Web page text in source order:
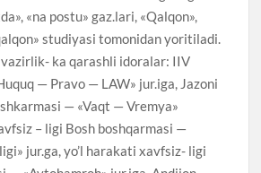
«na postu» gaz.lari, «Qalqon»,
studiyasi tomonidan yoritiladi.
ka qarashli idoralar: IIV
— Pravo — LAW» jur.iga, Jazoni
— «Vaqt — Vremya»
– ligi Bosh boshqarmasi —
jur.ga, yo’l harakati xavfsiz- ligi